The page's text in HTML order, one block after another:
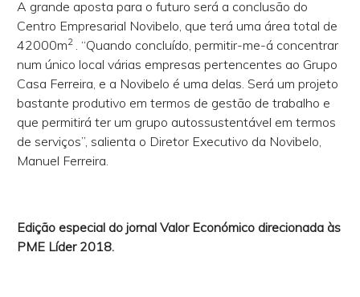
A grande aposta para o futuro será a conclusão do
Centro Empresarial Novibelo, que terá uma área total de
42000m2
. “Quando concluído, permitir-me-á concentrar
num único local várias empresas pertencentes ao Grupo
Casa Ferreira, e a Novibelo é uma delas. Será um projeto
bastante produtivo em termos de gestão de trabalho e
que permitirá ter um grupo autossustentável em termos
de serviços”, salienta o Diretor Executivo da Novibelo,
Manuel Ferreira.
Edição especial do jornal Valor Económico direcionada às
PME Líder 2018.